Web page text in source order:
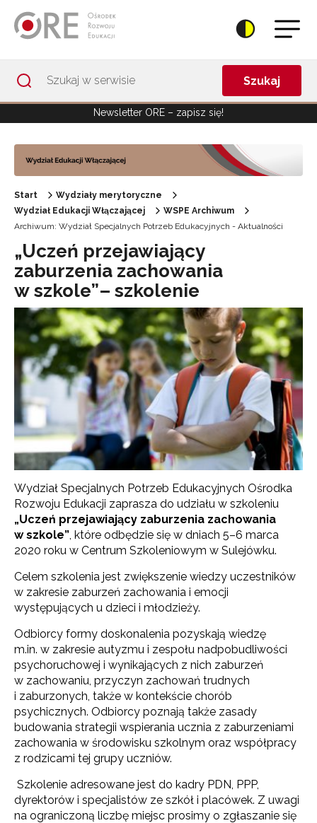
Szukaj
Newsletter ORE – zapisz się!
Start
Wydziały merytoryczne
Wydział Edukacji Włączającej
WSPE Archiwum
Archiwum: Wydział Specjalnych Potrzeb Edukacyjnych - Aktualności
„Uczeń przejawiający
zaburzenia zachowania
w szkole”– szkolenie
Wydział Specjalnych Potrzeb Edukacyjnych Ośrodka
Rozwoju Edukacji zaprasza do udziału w szkoleniu
„Uczeń przejawiający zaburzenia zachowania
w szkole”, które odbędzie się w dniach 5–6 marca
2020 roku w Centrum Szkoleniowym w Sulejówku.
Celem szkolenia jest zwiększenie wiedzy uczestników
w zakresie zaburzeń zachowania i emocji
występujących u dzieci i młodzieży.
Odbiorcy formy doskonalenia pozyskają wiedzę
m.in. w zakresie autyzmu i zespołu nadpobudliwości
psychoruchowej i wynikających z nich zaburzeń
w zachowaniu, przyczyn zachowań trudnych
i zaburzonych, także w kontekście chorób
psychicznych. Odbiorcy poznają także zasady
budowania strategii wspierania ucznia z zaburzeniami
zachowania w środowisku szkolnym oraz współpracy
z rodzicami tej grupy uczniów.
Szkolenie adresowane jest do kadry PDN, PPP,
dyrektorów i specjalistów ze szkół i placówek. Z uwagi
na ograniczoną liczbę miejsc prosimy o zgłaszanie się